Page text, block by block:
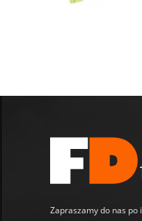
Zapraszamy do nas po